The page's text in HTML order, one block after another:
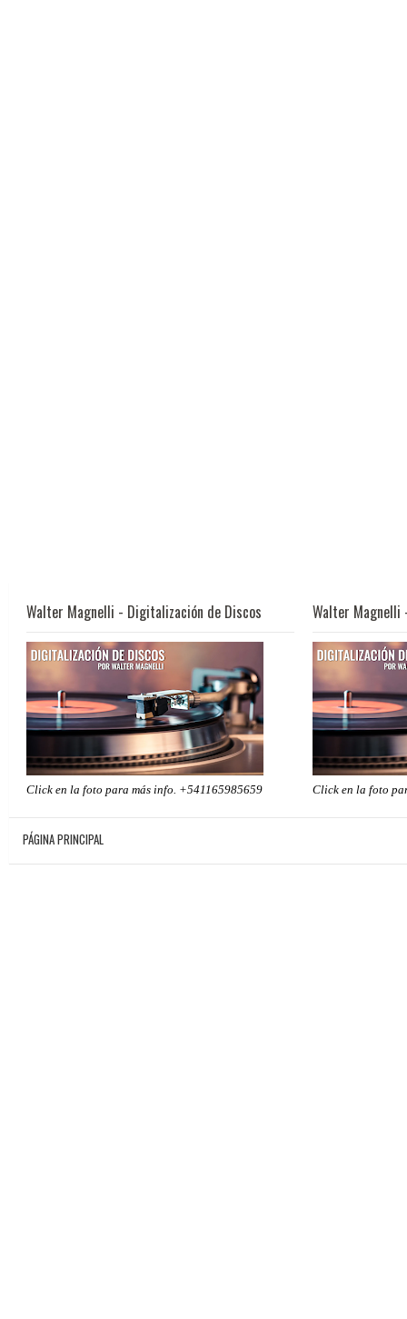
Walter Magnelli - Digitalización de Discos
Click en la foto para más info. +541165985659
Walter Magnelli
Click en la foto
PÁGINA PRINCIPAL